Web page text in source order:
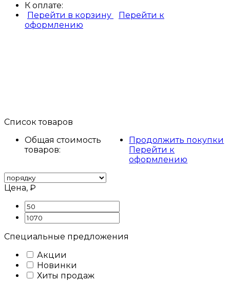
К оплате:
Перейти в корзину
Перейти к
оформлению
Список товаров
Общая стоимость
товаров:
Продолжить покупки
Перейти к
оформлению
Цена, ₽
Специальные предложения
Акции
Новинки
Хиты продаж